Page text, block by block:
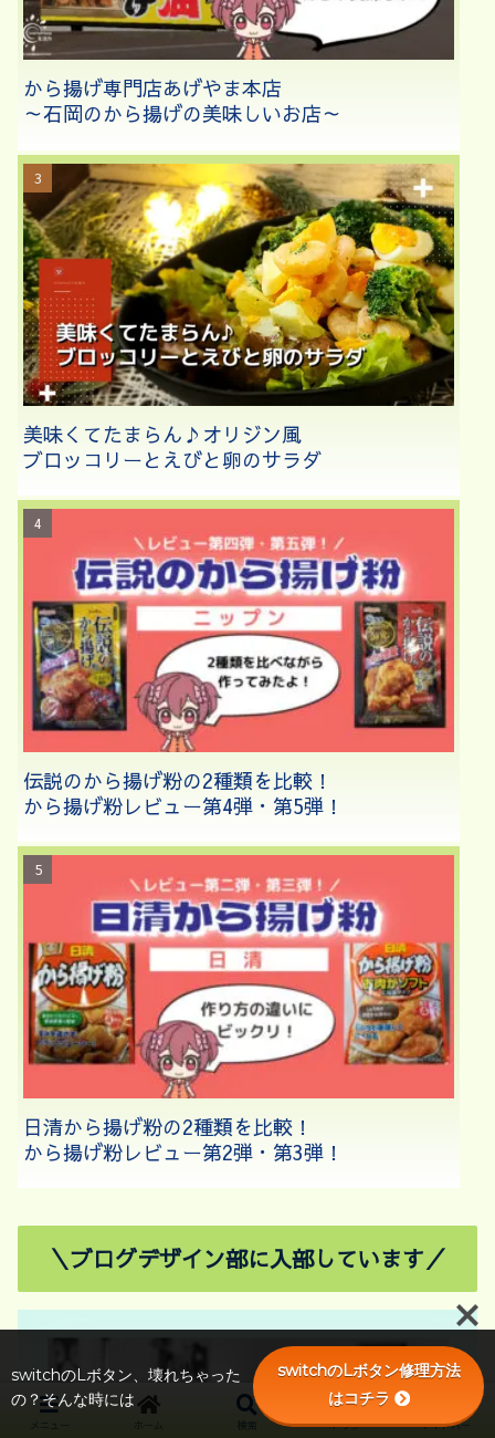
から揚げ専門店あげやま本店
～石岡のから揚げの美味しいお店～
美味くてたまらん♪オリジン風
ブロッコリーとえびと卵のサラダ
伝説のから揚げ粉の2種類を比較！
から揚げ粉レビュー第4弾・第5弾！
日清から揚げ粉の2種類を比較！
から揚げ粉レビュー第2弾・第3弾！
＼ブログデザイン部に入部しています／
検索 トップ サイドバー
switchのLボタン、壊れちゃった
の？そんな時には
switchのLボタン修理方法
はコチラ